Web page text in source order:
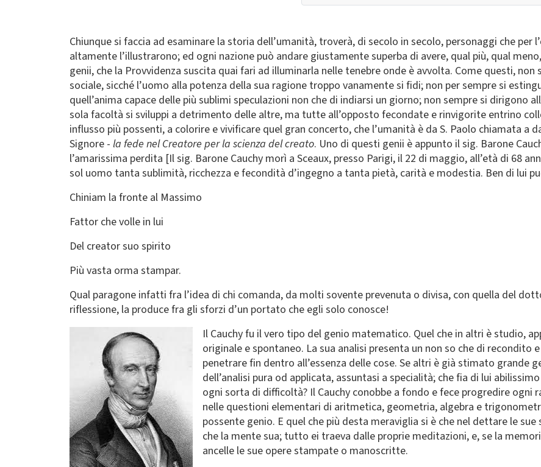
Chiunque si faccia ad esaminare la storia dell’umanità, troverà, di secolo in secolo, personaggi che per
altamente l’illustrarono; ed ogni nazione può andare giustamente superba di avere, qual più, qual
genii, che la Provvidenza suscita quai fari ad illuminarla nelle tenebre onde è avvolta. Come questi,
sociale, sicché l’uomo alla potenza della sua ragione troppo vanamente si fidi; non per sempre si
quell’anima capace delle più sublimi speculazioni non che di indiarsi un giorno; non sempre si dirigono
sola facoltà si sviluppi a detrimento delle altre, ma tutte all’opposto fecondate e rinvigorite entrino
influsso più possenti, a colorire e vivificare quel gran concerto, che l’umanità è da S. Paolo chiamata a
Signore - la fede nel Creatore per la scienza del creato. Uno di questi genii è appunto il sig. Barone
l’amarissima perdita [Il sig. Barone Cauchy morì a Sceaux, presso Parigi, il 22 di maggio, all’età di 68
sol uomo tanta sublimità, ricchezza e fecondità d’ingegno a tanta pietà, carità e modestia. Ben di lui
Chiniam la fronte al Massimo
Fattor che volle in lui
Del creator suo spirito
Più vasta orma stampar.
Qual paragone infatti fra l’idea di chi comanda, da molti sovente prevenuta o divisa, con quella del
riflessione, la produce fra gli sforzi d’un portato che egli solo conosce!
Immagine
Il Cauchy fu il vero tipo del genio matematico. Quel che in altri è studio,
originale e spontaneo. La sua analisi presenta un non so che di recondito
penetrare fin dentro all’essenza delle cose. Se altri è già stimato grande
dell’analisi pura od applicata, assuntasi a specialità; che fia di lui
ogni sorta di difficoltà? Il Cauchy conobbe a fondo e fece progredire ogni
nelle questioni elementari di aritmetica, geometria, algebra e
possente genio. E quel che più desta meraviglia si è che nel dettare le
che la mente sua; tutto ei traeva dalle proprie meditazioni, e, se la
ancelle le sue opere stampate o manoscritte.